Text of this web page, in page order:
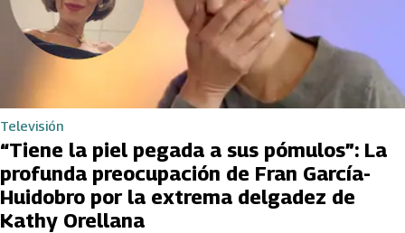
Televisión
“Tiene la piel pegada a sus pómulos”: La
profunda preocupación de Fran García-
Huidobro por la extrema delgadez de
Kathy Orellana